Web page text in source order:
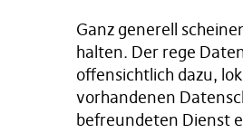
Ganz generell
halten. Der rege
offensichtlich dazu,
vorhandenen
befreundeten Dienst